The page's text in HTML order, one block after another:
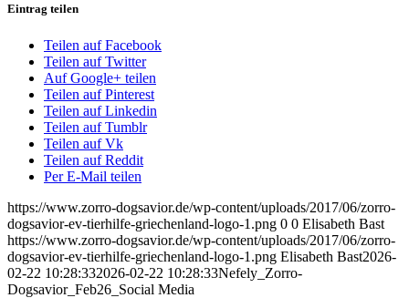
Eintrag teilen
Teilen auf Facebook
Teilen auf Twitter
Auf Google+ teilen
Teilen auf Pinterest
Teilen auf Linkedin
Teilen auf Tumblr
Teilen auf Vk
Teilen auf Reddit
Per E-Mail teilen
https://www.zorro-dogsavior.de/wp-content/uploads/2017/06/zorro-
dogsavior-ev-tierhilfe-griechenland-logo-1.png 0 0 Elisabeth Bast
https://www.zorro-dogsavior.de/wp-content/uploads/2017/06/zorro-
dogsavior-ev-tierhilfe-griechenland-logo-1.png Elisabeth Bast2026-
02-22 10:28:332026-02-22 10:28:33Nefely_Zorro-
Dogsavior_Feb26_Social Media